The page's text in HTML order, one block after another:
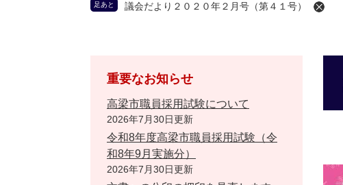
足あと 議会だより２０２０年２月号（第４１号）
重要なお知らせ
高梁市職員採用試験について
2026年7月30日更新
令和8年度高梁市職員採用試験（令
和8年9月実施分）
2026年7月30日更新